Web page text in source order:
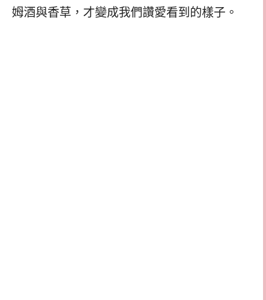
姆酒與香草，才變成我們讚愛看到的樣子。